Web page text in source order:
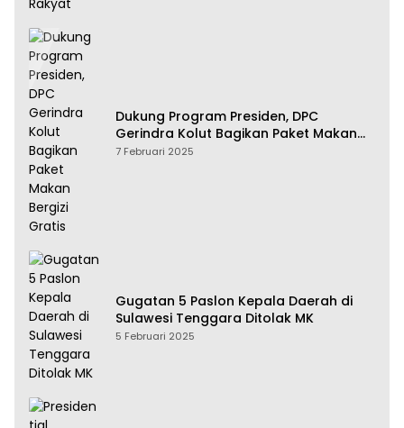
Dukung Program Presiden, DPC
Gerindra Kolut Bagikan Paket Makan
Bergizi Gratis
7 Februari 2025
Gugatan 5 Paslon Kepala Daerah di
Sulawesi Tenggara Ditolak MK
5 Februari 2025